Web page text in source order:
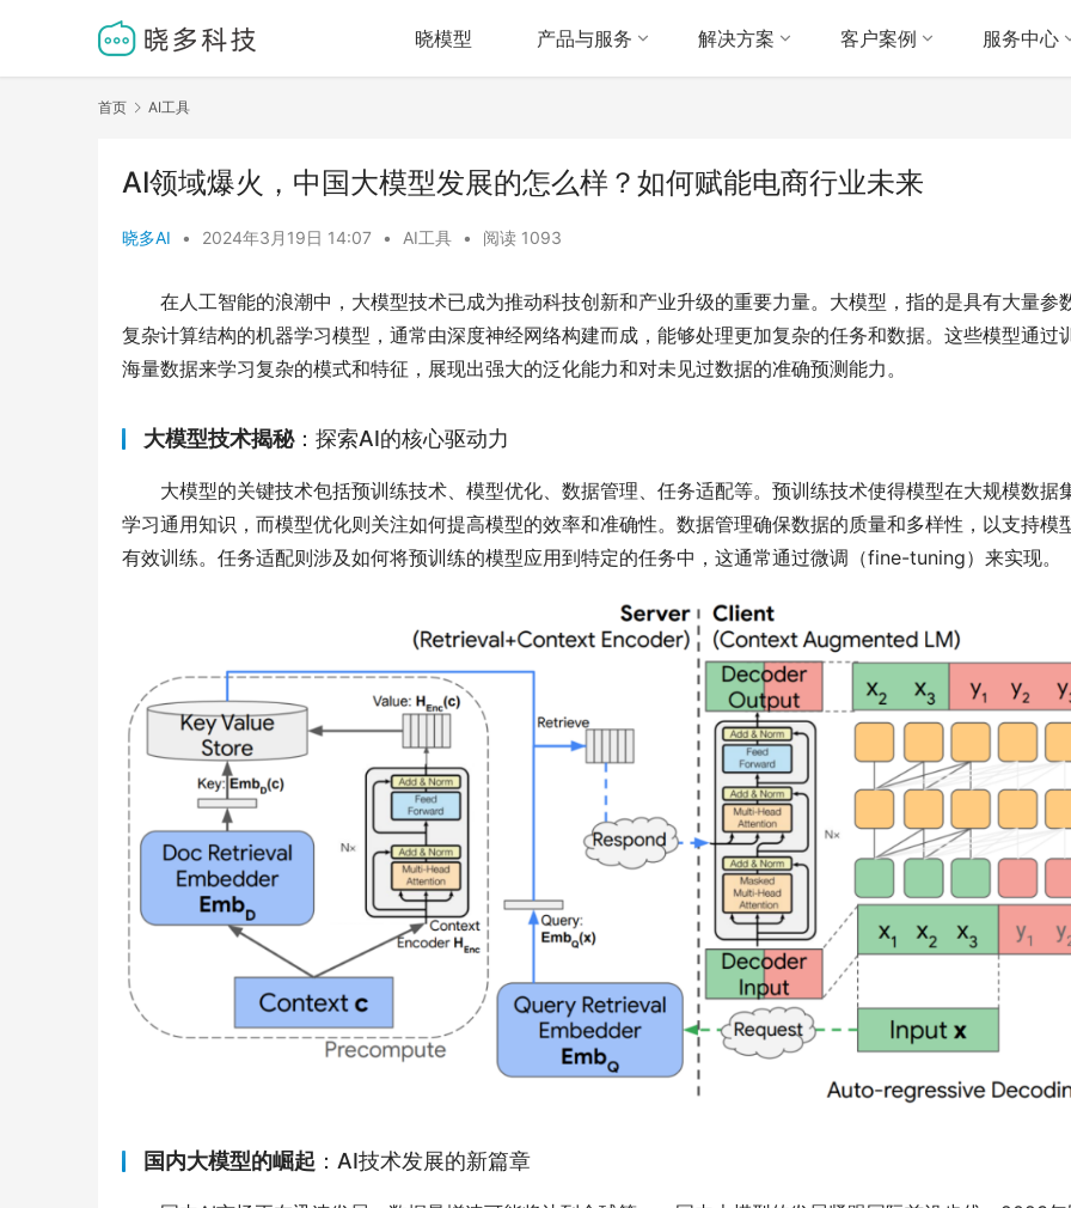
晓模型 产品与服务 解决方案 客户案例 服务中心
首页 AI工具
AI领域爆火，中国大模型发展的怎么样？如何赋能电商行业未来
晓多AI • 2024年3月19日 14:07 • AI工具 • 阅读 1093
在人工智能的浪潮中，大模型技术已成为推动科技创新和产业升级的重要力量。大模型，指的是具有大量参
复杂计算结构的机器学习模型，通常由深度神经网络构建而成，能够处理更加复杂的任务和数据。这些模型通过
海量数据来学习复杂的模式和特征，展现出强大的泛化能力和对未见过数据的准确预测能力。
大模型技术揭秘：探索AI的核心驱动力
大模型的关键技术包括预训练技术、模型优化、数据管理、任务适配等。预训练技术使得模型在大规模数据
学习通用知识，而模型优化则关注如何提高模型的效率和准确性。数据管理确保数据的质量和多样性，以支持模
有效训练。任务适配则涉及如何将预训练的模型应用到特定的任务中，这通常通过微调（fine-tuning）来实现。
国内大模型的崛起 ：AI技术发展的新篇章